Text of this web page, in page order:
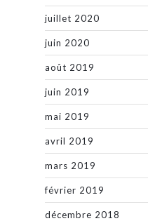
juillet 2020
juin 2020
août 2019
juin 2019
mai 2019
avril 2019
mars 2019
février 2019
décembre 2018